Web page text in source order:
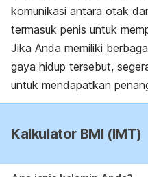
komunikasi antara otak
termasuk penis untuk
Jika Anda memiliki
gaya hidup tersebut,
untuk mendapatkan
Kalkulator BMI (IMT)